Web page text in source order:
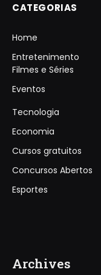
CATEGORIAS
Home
Entretenimento
Filmes e Séries
Eventos
Tecnologia
Economia
Cursos gratuitos
Concursos Abertos
Esportes
Archives